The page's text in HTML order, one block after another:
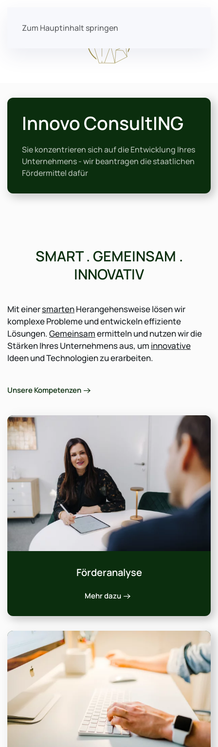
Zum Hauptinhalt springen
Innovo ConsultING
Sie konzentrieren sich auf die Entwicklung Ihres
Unternehmens - wir beantragen die staatlichen
Fördermittel dafür
SMART . GEMEINSAM .
INNOVATIV
Mit einersmartenHerangehensweise lösen wir
komplexe Probleme und entwickeln effiziente
Lösungen.Gemeinsamermitteln und nutzen wir die
Stärken Ihres Unternehmens aus, um innovative
Ideen und Technologien zu erarbeiten.
Unsere Kompetenzen
Förderanalyse
Mehr dazu